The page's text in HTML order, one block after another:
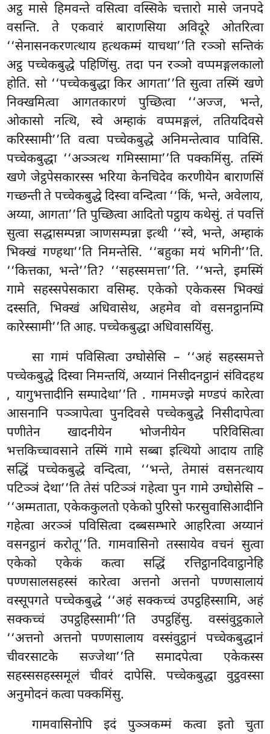
अट्ठ मासे हिमवन्ते वसित्वा वस्सिके चत्तारो मासे जनपदे
वसन्ति. ते एकवारं बाराणसिया अविदूरे ओतरित्वा
‘‘सेनासनकरणत्थाय हत्थकम्मं याचथा’’ति रञ्ञो सन्तिकं
अट्ठ पच्चेकबुद्धे पहिणिंसु. तदा पन रञ्ञो वप्पमङ्गलकालो
होति. सो ‘‘पच्चेकबुद्धा किर आगता’’ति सुत्वा तस्मिं खणे
निक्खमित्वा आगतकारणं पुच्छित्वा ‘‘अज्ज, भन्ते,
ओकासो नत्थि, स्वे अम्हाकं वप्पमङ्गलं, ततियदिवसे
करिस्सामी’’ति वत्वा पच्चेकबुद्धे अनिमन्तेत्वाव पाविसि.
पच्चेकबुद्धा ‘‘अञ्ञत्थ गमिस्सामा’’ति पक्कमिंसु. तस्मिं
खणे जेट्ठपेसकारस्स भरिया केनचिदेव करणीयेन बाराणसिं
गच्छन्ती ते पच्चेकबुद्धे दिस्वा वन्दित्वा ‘‘किं, भन्ते, अवेलाय,
अय्या, आगता’’ति पुच्छित्वा आदितो पट्ठाय कथेसुं. तं पवत्तिं
सुत्वा सद्धासम्पन्ना ञाणसम्पन्ना इत्थी ‘‘स्वे, भन्ते, अम्हाकं
भिक्खं गण्हथा’’ति निमन्तेसि. ‘‘बहुका मयं भगिनी’’ति.
‘‘कित्तका, भन्ते’’ति? ‘‘सहस्समत्ता’’ति. ‘‘भन्ते, इमस्मिं
गामे सहस्सपेसकारा वसिम्ह. एकेको एकेकस्स भिक्खं
दस्सति, भिक्खं अधिवासेथ, अहमेव वो वसनट्ठानम्पि
कारेस्सामी’’ति आह. पच्चेकबुद्धा अधिवासयिंसु.
सा गामं पविसित्वा उग्घोसेसि – ‘‘अहं सहस्समत्ते
पच्चेकबुद्धे दिस्वा निमन्तयिं, अय्यानं निसीदनट्ठानं संविदहथ
, यागुभत्तादीनि सम्पादेथा’’ति . गाममज्झे मण्डपं कारेत्वा
आसनानि पञ्ञापेत्वा पुनदिवसे पच्चेकबुद्धे निसीदापेत्वा
पणीतेन खादनीयेन भोजनीयेन परिविसित्वा
भत्तकिच्चावसाने तस्मिं गामे सब्बा इत्थियो आदाय ताहि
सद्धिं पच्चेकबुद्धे वन्दित्वा, ‘‘भन्ते, तेमासं वसनत्थाय
पटिञ्ञं देथा’’ति तेसं पटिञ्ञं गहेत्वा पुन गामे उग्घोसेसि –
‘‘अम्मताता, एकेककुलतो एकेको पुरिसो फरसुवासिआदीनि
गहेत्वा अरञ्ञं पविसित्वा दब्बसम्भारे आहरित्वा अय्यानं
वसनट्ठानं करोतू’’ति. गामवासिनो तस्सायेव वचनं सुत्वा
एकेको एकेकं कत्वा सद्धिं रत्तिट्ठानदिवाट्ठानेहि
पण्णसालसहस्सं कारेत्वा अत्तनो अत्तनो पण्णसालायं
वस्सूपगते पच्चेकबुद्धे ‘‘अहं सक्कच्चं उपट्ठहिस्सामि, अहं
सक्कच्चंउपट्ठहिस्सामी’’ति उपट्ठहिंसु. वस्संवुट्ठकाले
‘‘अत्तनो अत्तनो पण्णसालाय वस्संवुट्ठानं पच्चेकबुद्धानं
चीवरसाटके सज्जेथा’’ति समादपेत्वा एकेकस्स
सहस्ससहस्समूलं चीवरं दापेसि. पच्चेकबुद्धा वुट्ठवस्सा
अनुमोदनं कत्वा पक्कमिंसु.
गामवासिनोपि इदं पुञ्ञकम्मं कत्वा इतो चुता